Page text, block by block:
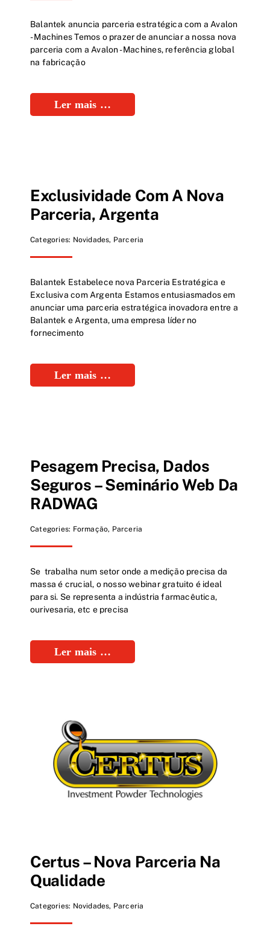
Balantek anuncia parceria estratégica com a Avalon
- Machines Temos o prazer de anunciar a nossa nova
parceria com a Avalon - Machines, referência global
na fabricação
Ler mais …
Exclusividade Com A Nova
Parceria, Argenta
Categories: Novidades, Parceria
Balantek Estabelece nova Parceria Estratégica e
Exclusiva com Argenta Estamos entusiasmados em
anunciar uma parceria estratégica inovadora entre a
Balantek e Argenta, uma empresa líder no
fornecimento
Ler mais …
Pesagem Precisa, Dados
Seguros – Seminário Web Da
RADWAG
Categories: Formação, Parceria
Se trabalha num setor onde a medição precisa da
massa é crucial, o nosso webinar gratuito é ideal
para si. Se representa a indústria farmacêutica,
ourivesaria, etc e precisa
Ler mais …
Certus – Nova Parceria Na
Qualidade
Categories: Novidades, Parceria